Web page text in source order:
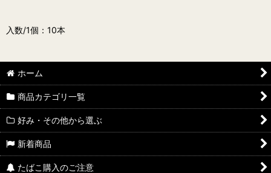
入数/1個：10本
ホーム
商品カテゴリ一覧
好み・その他から選ぶ
新着商品
たばこ購入のご注意